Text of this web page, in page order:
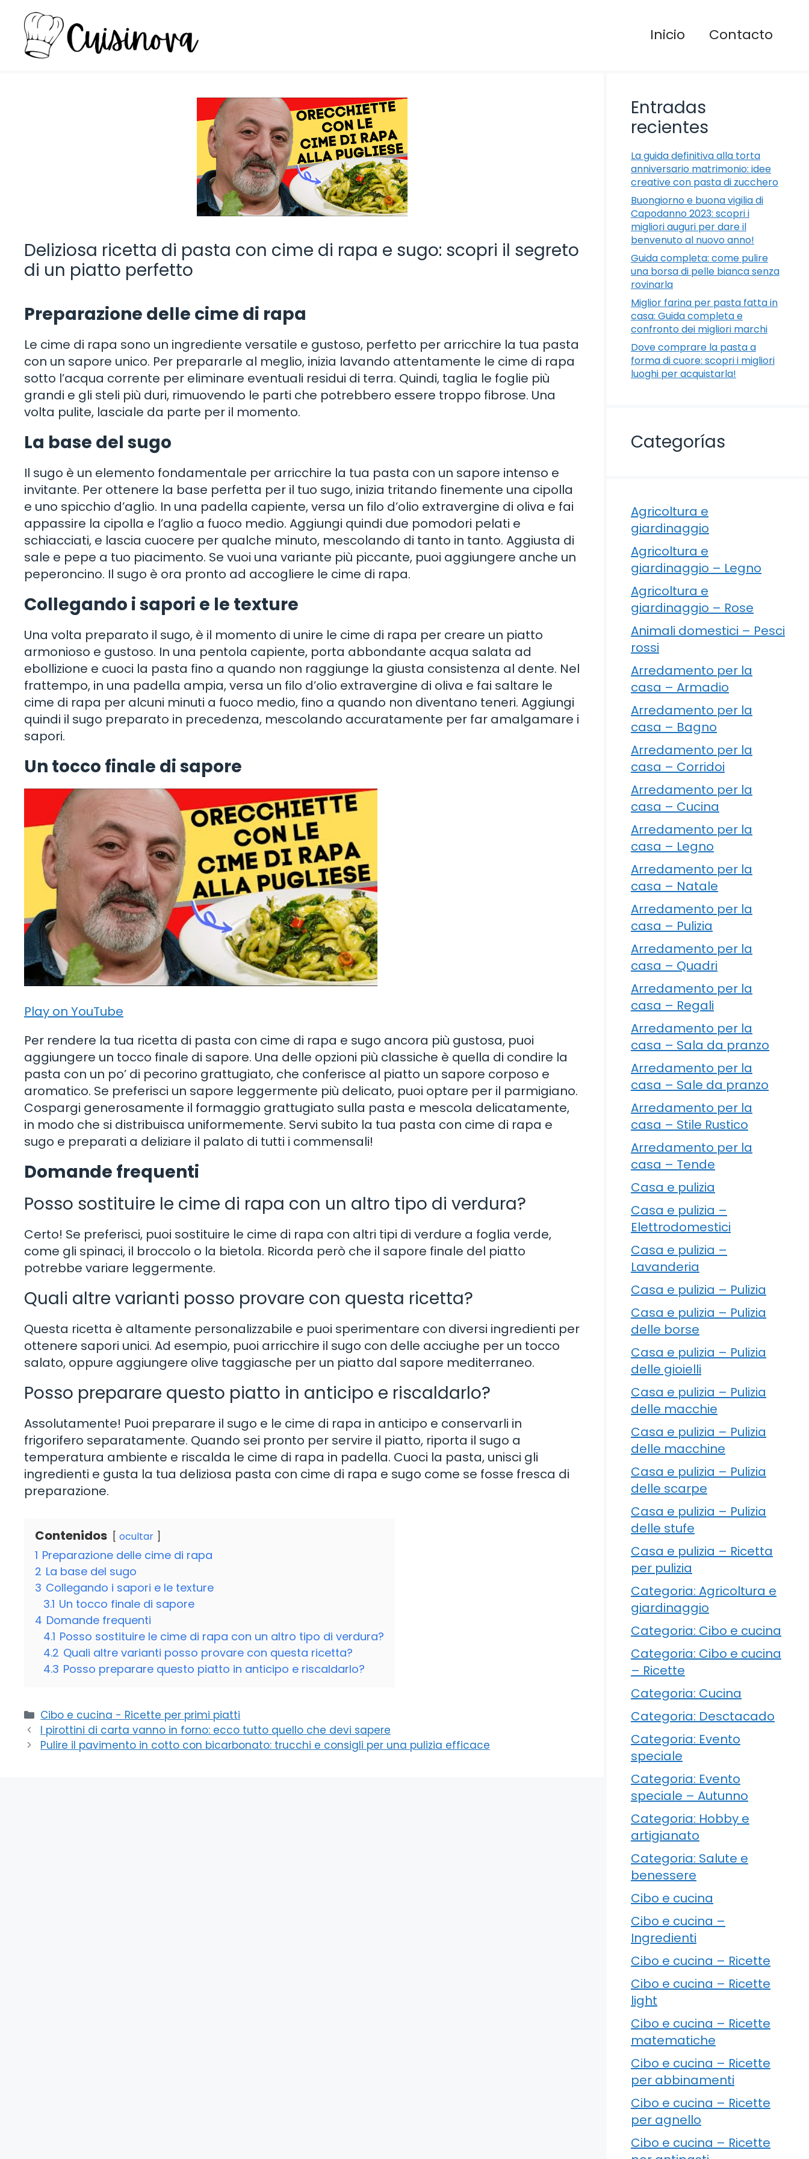
contenuto
Inicio Contacto
Deliziosa ricetta di pasta con cime di rapa e sugo: scopri il segreto
di un piatto perfetto
Preparazione delle cime di rapa
Le cime di rapa sono un ingrediente versatile e gustoso, perfetto per arricchire la tua pasta
con un sapore unico. Per prepararle al meglio, inizia lavando attentamente le cime di rapa
sotto l’acqua corrente per eliminare eventuali residui di terra. Quindi, taglia le foglie più
grandi e gli steli più duri, rimuovendo le parti che potrebbero essere troppo fibrose. Una
volta pulite, lasciale da parte per il momento.
La base del sugo
Il sugo è un elemento fondamentale per arricchire la tua pasta con un sapore intenso e
invitante. Per ottenere la base perfetta per il tuo sugo, inizia tritando finemente una cipolla
e uno spicchio d’aglio. In una padella capiente, versa un filo d’olio extravergine di oliva e fai
appassire la cipolla e l’aglio a fuoco medio. Aggiungi quindi due pomodori pelati e
schiacciati, e lascia cuocere per qualche minuto, mescolando di tanto in tanto. Aggiusta di
sale e pepe a tuo piacimento. Se vuoi una variante più piccante, puoi aggiungere anche un
peperoncino. Il sugo è ora pronto ad accogliere le cime di rapa.
Collegando i sapori e le texture
Una volta preparato il sugo, è il momento di unire le cime di rapa per creare un piatto
armonioso e gustoso. In una pentola capiente, porta abbondante acqua salata ad
ebollizione e cuoci la pasta fino a quando non raggiunge la giusta consistenza al dente. Nel
frattempo, in una padella ampia, versa un filo d’olio extravergine di oliva e fai saltare le
cime di rapa per alcuni minuti a fuoco medio, fino a quando non diventano teneri. Aggiungi
quindi il sugo preparato in precedenza, mescolando accuratamente per far amalgamare i
sapori.
Un tocco finale di sapore
Play on YouTube
Per rendere la tua ricetta di pasta con cime di rapa e sugo ancora più gustosa, puoi
aggiungere un tocco finale di sapore. Una delle opzioni più classiche è quella di condire la
pasta con un po’ di pecorino grattugiato, che conferisce al piatto un sapore corposo e
aromatico. Se preferisci un sapore leggermente più delicato, puoi optare per il parmigiano.
Cospargi generosamente il formaggio grattugiato sulla pasta e mescola delicatamente,
in modo che si distribuisca uniformemente. Servi subito la tua pasta con cime di rapa e
sugo e preparati a deliziare il palato di tutti i commensali!
Domande frequenti
Posso sostituire le cime di rapa con un altro tipo di verdura?
Certo! Se preferisci, puoi sostituire le cime di rapa con altri tipi di verdure a foglia verde,
come gli spinaci, il broccolo o la bietola. Ricorda però che il sapore finale del piatto
potrebbe variare leggermente.
Quali altre varianti posso provare con questa ricetta?
Questa ricetta è altamente personalizzabile e puoi sperimentare con diversi ingredienti per
ottenere sapori unici. Ad esempio, puoi arricchire il sugo con delle acciughe per un tocco
salato, oppure aggiungere olive taggiasche per un piatto dal sapore mediterraneo.
Posso preparare questo piatto in anticipo e riscaldarlo?
Assolutamente! Puoi preparare il sugo e le cime di rapa in anticipo e conservarli in
frigorifero separatamente. Quando sei pronto per servire il piatto, riporta il sugo a
temperatura ambiente e riscalda le cime di rapa in padella. Cuoci la pasta, unisci gli
ingredienti e gusta la tua deliziosa pasta con cime di rapa e sugo come se fosse fresca di
preparazione.
Contenidos ocultar
1 Preparazione delle cime di rapa
2 La base del sugo
3 Collegando i sapori e le texture
3.1 Un tocco finale di sapore
4 Domande frequenti
4.1 Posso sostituire le cime di rapa con un altro tipo di verdura?
4.2 Quali altre varianti posso provare con questa ricetta?
4.3 Posso preparare questo piatto in anticipo e riscaldarlo?
Categorie
Cibo e cucina - Ricette per primi piatti
I pirottini di carta vanno in forno: ecco tutto quello che devi sapere
Pulire il pavimento in cotto con bicarbonato: trucchi e consigli per una pulizia efficace
Entradas
recientes
La guida definitiva alla torta
anniversario matrimonio: idee
creative con pasta di zucchero
Buongiorno e buona vigilia di
Capodanno 2023: scopri i
migliori auguri per dare il
benvenuto al nuovo anno!
Guida completa: come pulire
una borsa di pelle bianca senza
rovinarla
Miglior farina per pasta fatta in
casa: Guida completa e
confronto dei migliori marchi
Dove comprare la pasta a
forma di cuore: scopri i migliori
luoghi per acquistarla!
Categorías
Agricoltura e
giardinaggio
Agricoltura e
giardinaggio – Legno
Agricoltura e
giardinaggio – Rose
Animali domestici – Pesci
rossi
Arredamento per la
casa – Armadio
Arredamento per la
casa – Bagno
Arredamento per la
casa – Corridoi
Arredamento per la
casa – Cucina
Arredamento per la
casa – Legno
Arredamento per la
casa – Natale
Arredamento per la
casa – Pulizia
Arredamento per la
casa – Quadri
Arredamento per la
casa – Regali
Arredamento per la
casa – Sala da pranzo
Arredamento per la
casa – Sale da pranzo
Arredamento per la
casa – Stile Rustico
Arredamento per la
casa – Tende
Casa e pulizia
Casa e pulizia –
Elettrodomestici
Casa e pulizia –
Lavanderia
Casa e pulizia – Pulizia
Casa e pulizia – Pulizia
delle borse
Casa e pulizia – Pulizia
delle gioielli
Casa e pulizia – Pulizia
delle macchie
Casa e pulizia – Pulizia
delle macchine
Casa e pulizia – Pulizia
delle scarpe
Casa e pulizia – Pulizia
delle stufe
Casa e pulizia – Ricetta
per pulizia
Categoria: Agricoltura e
giardinaggio
Categoria: Cibo e cucina
Categoria: Cibo e cucina
– Ricette
Categoria: Cucina
Categoria: Desctacado
Categoria: Evento
speciale
Categoria: Evento
speciale – Autunno
Categoria: Hobby e
artigianato
Categoria: Salute e
benessere
Cibo e cucina
Cibo e cucina –
Ingredienti
Cibo e cucina – Ricette
Cibo e cucina – Ricette
light
Cibo e cucina – Ricette
matematiche
Cibo e cucina – Ricette
per abbinamenti
Cibo e cucina – Ricette
per agnello
Cibo e cucina – Ricette